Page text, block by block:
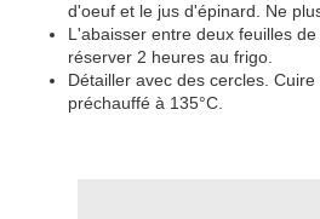
d'oeuf et le jus d'épinard. Ne
L'abaisser entre deux feuilles
réserver 2 heures au frigo.
Détailler avec des cercles.
préchauffé à 135°C.